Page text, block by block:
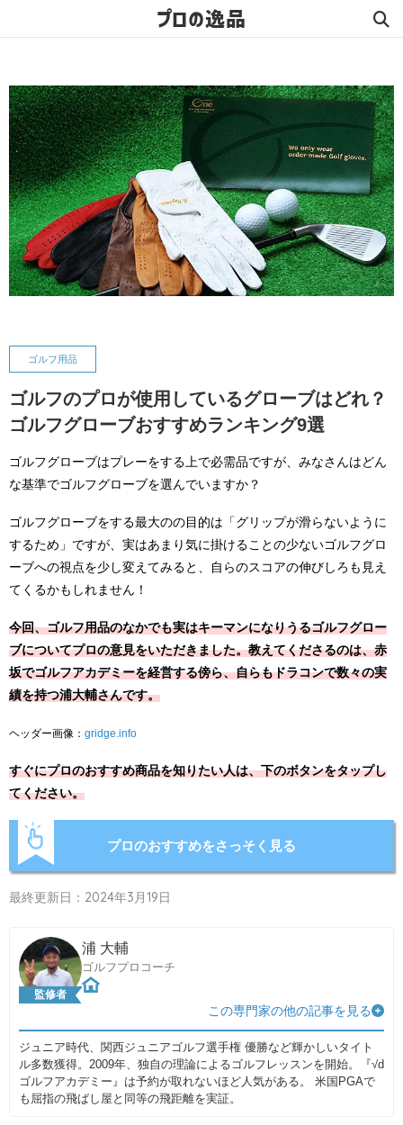
プロの逸品
ゴルフ用品
ゴルフのプロが使用しているグローブはどれ？
ゴルフグローブおすすめランキング9選
ゴルフグローブはプレーをする上で必需品ですが、みなさんはどん
な基準でゴルフグローブを選んでいますか？
ゴルフグローブをする最大のの目的は「グリップが滑らないように
するため」ですが、実はあまり気に掛けることの少ないゴルフグロ
ーブへの視点を少し変えてみると、自らのスコアの伸びしろも見え
てくるかもしれません！
今回、ゴルフ用品のなかでも実はキーマンになりうるゴルフグロー
ブについてプロの意見をいただきました。教えてくださるのは、赤
坂でゴルフアカデミーを経営する傍ら、自らもドラコンで数々の実
績を持つ浦大輔さんです。
ヘッダー画像： gridge.info
すぐにプロのおすすめ商品を知りたい人は、下のボタンをタップし
てください。
プロのおすすめをさっそく見る
最終更新日：2024年3月19日
監修者
浦 大輔
ゴルフプロコーチ
この専門家の他の記事を見る
ジュニア時代、関西ジュニアゴルフ選手権 優勝など輝かしいタイト
ル多数獲得。2009年、独自の理論によるゴルフレッスンを開始。『√d
ゴルフアカデミー』は予約が取れないほど人気がある。 米国PGAで
も屈指の飛ばし屋と同等の飛距離を実証。